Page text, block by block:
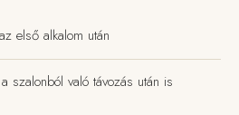
első alkalom után
szalonból való távozás után is